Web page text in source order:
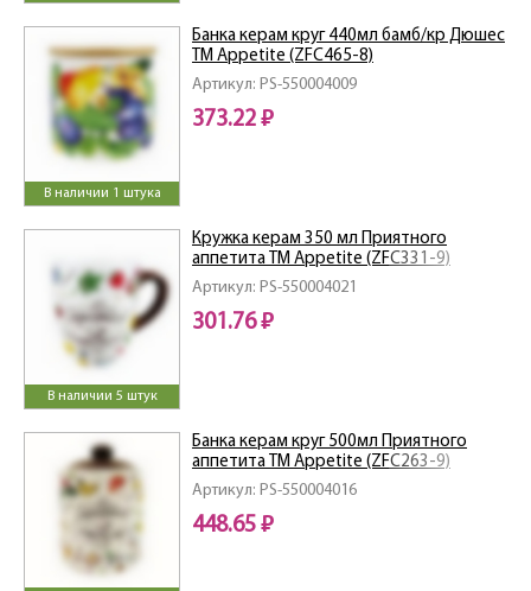
В наличии 1 штука
Артикул: PS-550004009
Банка керам круг 440мл бамб/кр Дюшес
ТМ Appetite (ZFC465-8)
373.22 ₽
В наличии 5 штук
Артикул: PS-550004021
Кружка керам 350 мл Приятного
аппетита ТМ Appetite (ZFC331-9)
301.76 ₽
Артикул: PS-550004016
Банка керам круг 500мл Приятного
аппетита ТМ Appetite (ZFC263-9)
448.65 ₽